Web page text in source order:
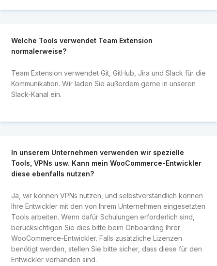
Welche Tools verwendet Team Extension
normalerweise?
Team Extension verwendet Git, GitHub, Jira und Slack für die
Kommunikation. Wir laden Sie außerdem gerne in unseren
Slack-Kanal ein.
In unserem Unternehmen verwenden wir spezielle
Tools, VPNs usw. Kann mein WooCommerce-Entwickler
diese ebenfalls nutzen?
Ja, wir können VPNs nutzen, und selbstverständlich können
Ihre Entwickler mit den von Ihrem Unternehmen eingesetzten
Tools arbeiten. Wenn dafür Schulungen erforderlich sind,
berücksichtigen Sie dies bitte beim Onboarding Ihrer
WooCommerce-Entwickler. Falls zusätzliche Lizenzen
benötigt werden, stellen Sie bitte sicher, dass diese für den
Entwickler vorhanden sind.